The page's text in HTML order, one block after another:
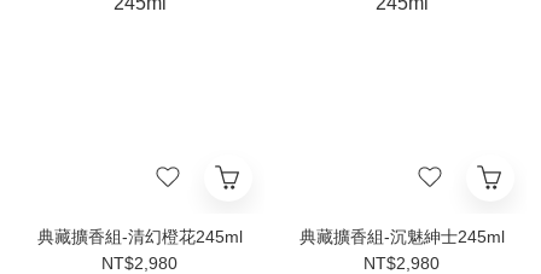
典藏擴香組-清幻橙花245ml
NT$2,980
典藏擴香組-沉魅紳士245ml
NT$2,980